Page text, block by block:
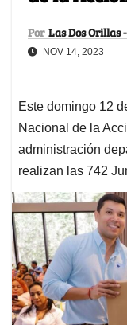
Por Las Dos Orillas
NOV 14, 2023
Este domingo 12
Nacional de la
administración
realizan las 742